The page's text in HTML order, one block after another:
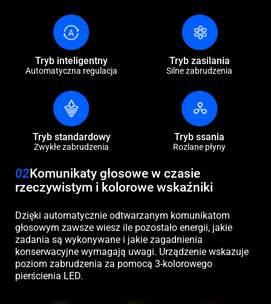
Tryb inteligentny
Automatyczna regulacja
Tryb zasilania
Silne zabrudzenia
Tryb standardowy
Zwykłe zabrudzenia
Tryb ssania
Rozlane płyny
02Komunikaty głosowe w czasie
rzeczywistym i kolorowe wskaźniki
Dzięki automatycznie odtwarzanym komunikatom
głosowym zawsze wiesz ile pozostało energii, jakie
zadania są wykonywane i jakie zagadnienia
konserwacyjne wymagają uwagi. Urządzenie wskazuje
poziom zabrudzenia za pomocą 3-kolorowego
pierścienia LED.